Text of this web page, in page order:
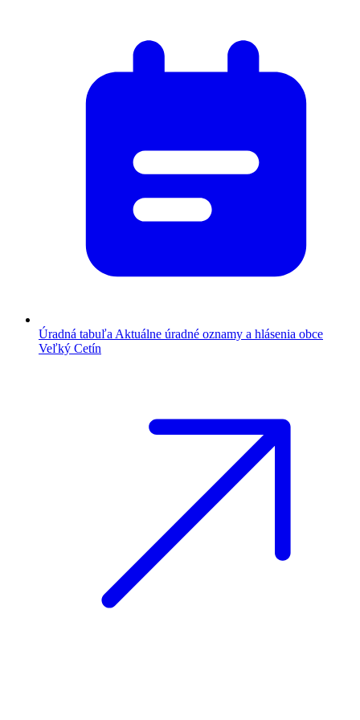
Úradná tabuľa Aktuálne úradné oznamy a hlásenia obce
Veľký Cetín